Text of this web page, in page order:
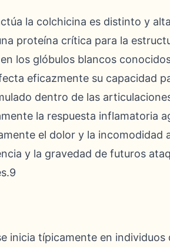
la colchicina es distinto y
proteína crítica para la
los glóbulos blancos
eficazmente su capacidad
dentro de las
la respuesta inflamatoria
el dolor y la incomodidad
y la gravedad de futuros
inicia típicamente en